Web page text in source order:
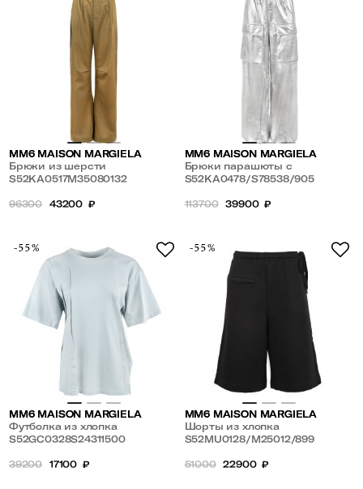
MM6 MAISON MARGIELA
Брюки из шерсти
S52KA0517M35080132
96300 43200 ₽
MM6 MAISON MARGIELA
Брюки парашюты с
накладными карманами
S52KA0478/S78538/905
113700 39900 ₽
-55%
MM6 MAISON MARGIELA
Футболка из хлопка
S52GC0328S24311500
39200 17100 ₽
-55%
MM6 MAISON MARGIELA
Шорты из хлопка
S52MU0128/M25012/899
51000 22900 ₽